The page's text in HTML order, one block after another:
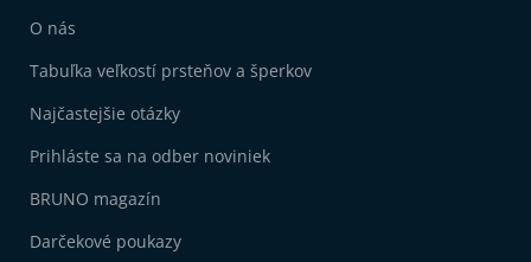
O nás
Tabuľka veľkostí prsteňov a šperkov
Najčastejšie otázky
Prihláste sa na odber noviniek
BRUNO magazín
Darčekové poukazy